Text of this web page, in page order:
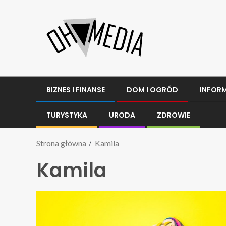
BIZNES I FINANSE DOM I OGRÓD
TURYSTYKA URODA ZDROWIE
Strona główna Kamila
Kamila